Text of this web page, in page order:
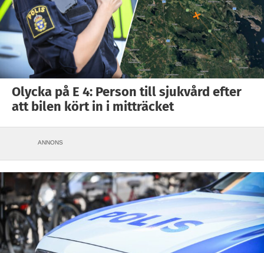
Olycka på E 4: Person till sjukvård efter
att bilen kört in i mitträcket
ANNONS